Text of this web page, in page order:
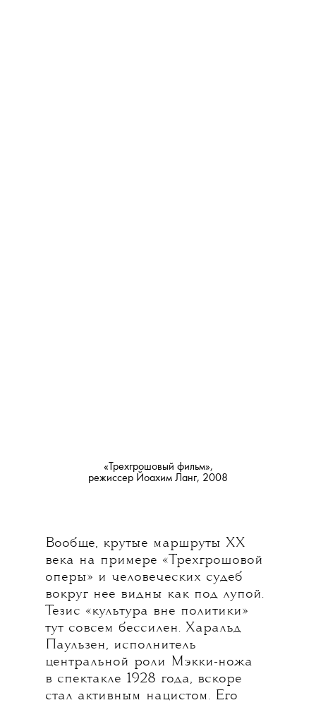
«Трехгрошовый фильм»,
режиссер Йоахим Ланг, 2008
Вообще, крутые маршруты ХХ
века на примере «Трехгрошовой
оперы» и человеческих судеб
вокруг нее видны как под лупой.
Тезис «культура вне политики»
тут совсем бессилен. Харальд
Паульзен, исполнитель
центральной роли Мэкки-ножа
в спектакле 1928 года, вскоре
стал активным нацистом. Его